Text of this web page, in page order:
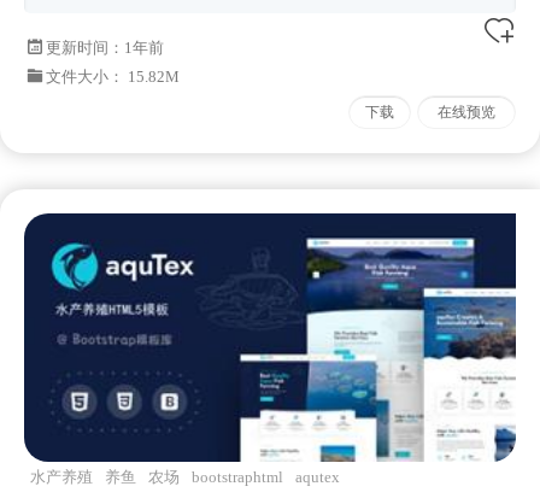
更新时间： 1年前
文件大小： 15.82M
下载 在线预览
水产养殖 养鱼 农场 bootstraphtml aqutex